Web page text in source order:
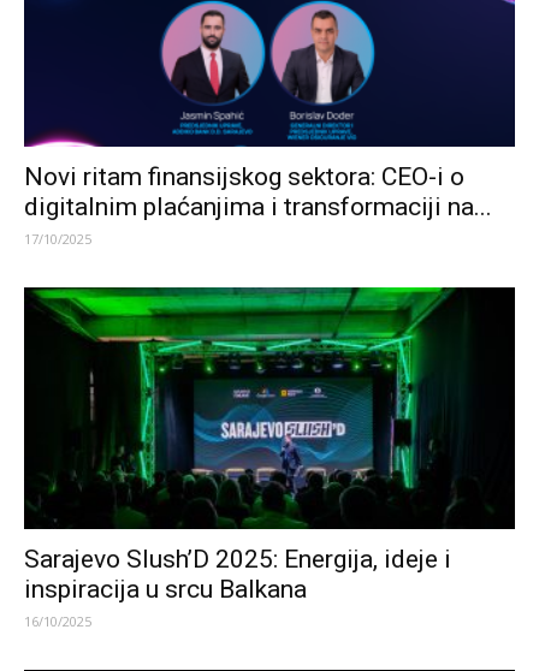
Novi ritam finansijskog sektora: CEO-i o
digitalnim plaćanjima i transformaciji na...
17/10/2025
Sarajevo Slush’D 2025: Energija, ideje i
inspiracija u srcu Balkana
16/10/2025